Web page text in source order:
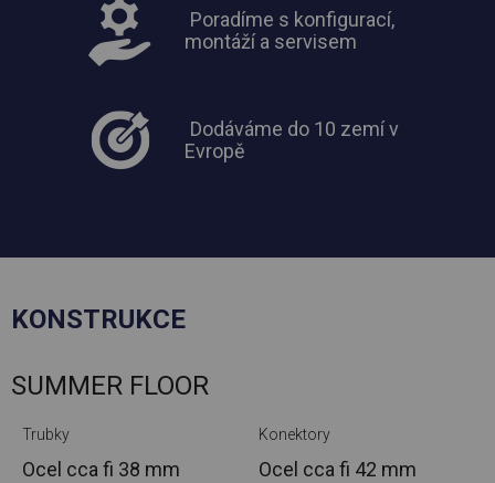
Poradíme s konfigurací,
montáží a servisem
Dodáváme do 10 zemí v
Evropě
KONSTRUKCE
SUMMER FLOOR
Trubky
Ocel ccafi 38 mm
Konektory
Ocel ccafi 42 mm